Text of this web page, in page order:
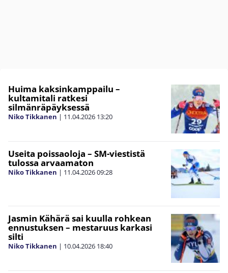
Huima kaksinkamppailu –
kultamitali ratkesi
silmänräpäyksessä
Niko Tikkanen | 11.04.2026 13:20
Useita poissaoloja – SM-viestistä
tulossa arvaamaton
Niko Tikkanen | 11.04.202609:28
Jasmin Kähärä sai kuulla rohkean
ennustuksen – mestaruus karkasi
silti
Niko Tikkanen | 10.04.2026 18:40